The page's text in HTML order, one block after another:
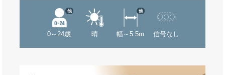
0～24歳
他
晴 幅～5.5m
他
信号なし